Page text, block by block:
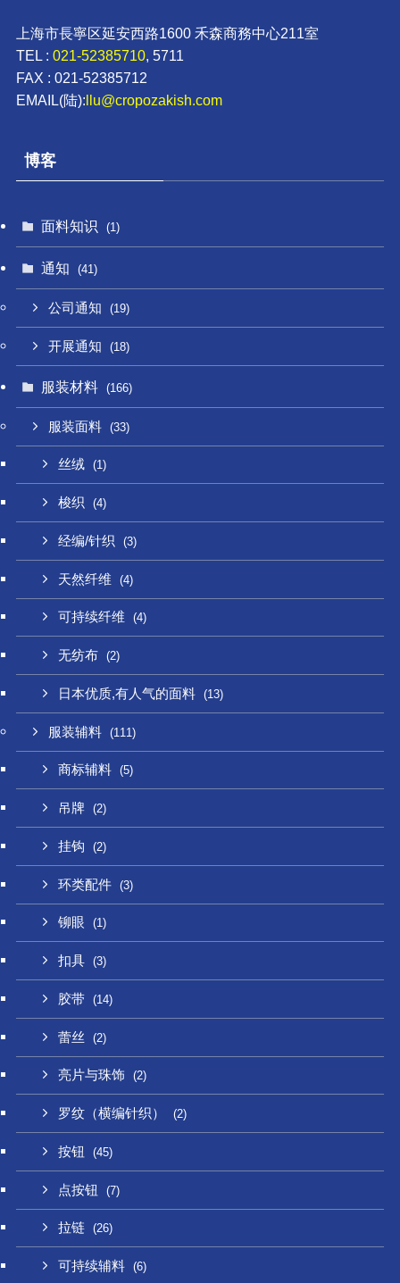
上海市長寧区延安西路1600 禾森商務中心211室
TEL : 021-52385710, 5711
FAX : 021-52385712
EMAIL(陆):llu@cropozakish.com
博客
面料知识 (1)
通知 (41)
公司通知 (19)
开展通知 (18)
服装材料 (166)
服装面料 (33)
丝绒 (1)
梭织 (4)
经编/针织 (3)
天然纤维 (4)
可持续纤维 (4)
无纺布 (2)
日本优质,有人气的面料 (13)
服装辅料 (111)
商标辅料 (5)
吊牌 (2)
挂钩 (2)
环类配件 (3)
铆眼 (1)
扣具 (3)
胶带 (14)
蕾丝 (2)
亮片与珠饰 (2)
罗纹（横编针织） (2)
按钮 (45)
点按钮 (7)
拉链 (26)
可持续辅料 (6)